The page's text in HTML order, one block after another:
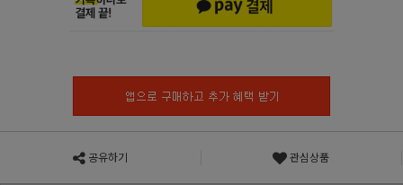
공유하기 관심상품